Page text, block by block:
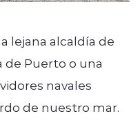
lejana alcaldía de
de Puerto o una
navales
de nuestro mar.